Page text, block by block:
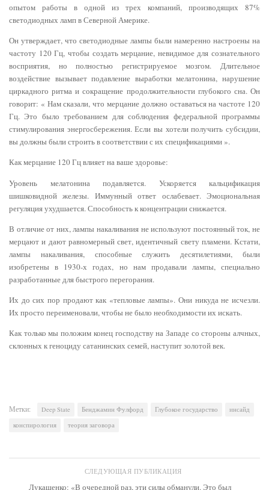
опытом работы в одной из трех компаний, производящих 87%
светодиодных ламп в Северной Америке.
Он утверждает, что светодиодные лампы были намеренно настроены на
частоту 120 Гц, чтобы создать мерцание, невидимое для сознательного
восприятия, но полностью регистрируемое мозгом. Длительное
воздействие вызывает подавление выработки мелатонина, нарушение
циркадного ритма и сокращение продолжительности глубокого сна. Он
говорит: « Нам сказали, что мерцание должно оставаться на частоте 120
Гц. Это было требованием для соблюдения федеральной программы
стимулирования энергосбережения. Если вы хотели получить субсидии,
вы должны были строить в соответствии с их спецификациями ».
Как мерцание 120 Гц влияет на ваше здоровье:
Уровень мелатонина подавляется. Ускоряется кальцификация
шишковидной железы. Иммунный ответ ослабевает. Эмоциональная
регуляция ухудшается. Способность к концентрации снижается.
В отличие от них, лампы накаливания не используют постоянный ток, не
мерцают и дают равномерный свет, идентичный свету пламени. Кстати,
лампы накаливания, способные служить десятилетиями, были
изобретены в 1930-х годах, но нам продавали лампы, специально
разработанные для быстрого перегорания.
Их до сих пор продают как «тепловые лампы». Они никуда не исчезли.
Их просто переименовали, чтобы не было необходимости их искать.
Как только мы положим конец господству на Западе со стороны алчных,
склонных к геноциду сатанинских семей, наступит золотой век.
Метки: Deep State Бенджамин Фулфорд Глубокое государство
инсайд
конспирология
теория заговора
СЛЕДУЮЩАЯ ПУБЛИКАЦИЯ
Лукашенко: «В очередной раз, эти силы обманули. Это был